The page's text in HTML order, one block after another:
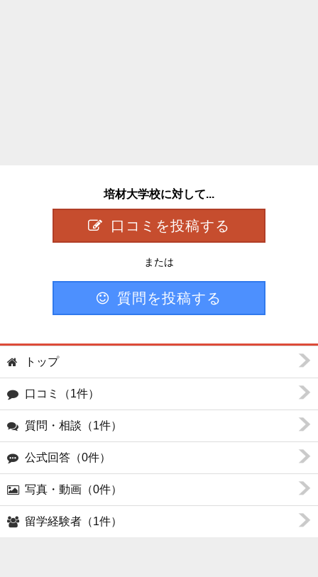
培材大学校に対して...
口コミを投稿する
または
質問を投稿する
トップ
口コミ（1件）
質問・相談（1件）
公式回答（0件）
写真・動画（0件）
留学経験者（1件）